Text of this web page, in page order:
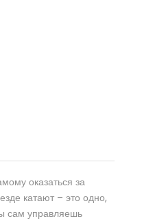
оказаться за
катают – это одно,
сам управляешь